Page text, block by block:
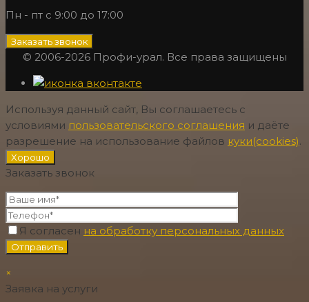
Пн - пт с 9:00 до 17:00
Заказать звонок
© 2006-2026 Профи-урал. Все права защищены
Используя данный сайт, Вы соглашаетесь с
условиями пользовательского соглашения и даёте
разрешение на использование файлов куки(cookies).
Хорошо
Заказать звонок
Я согласен на обработку персональных данных
×
Заявка на услуги